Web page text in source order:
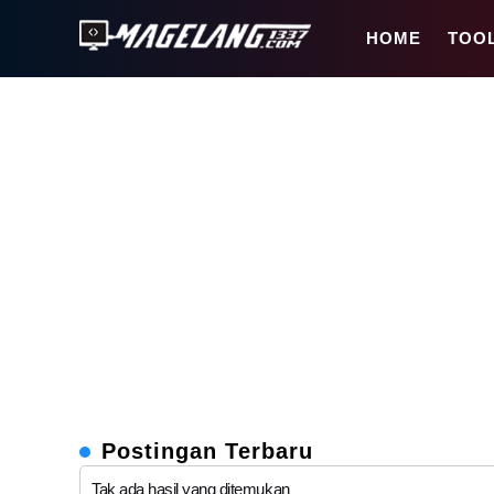
teknologi.
HOME
Postingan Terbaru
Tak ada hasil yang ditemukan